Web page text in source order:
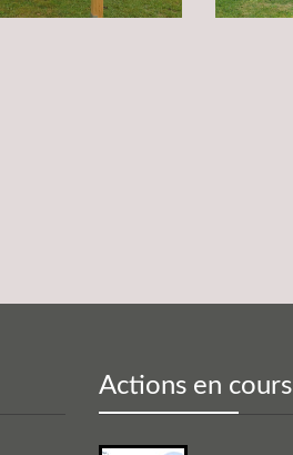
Actions en cours